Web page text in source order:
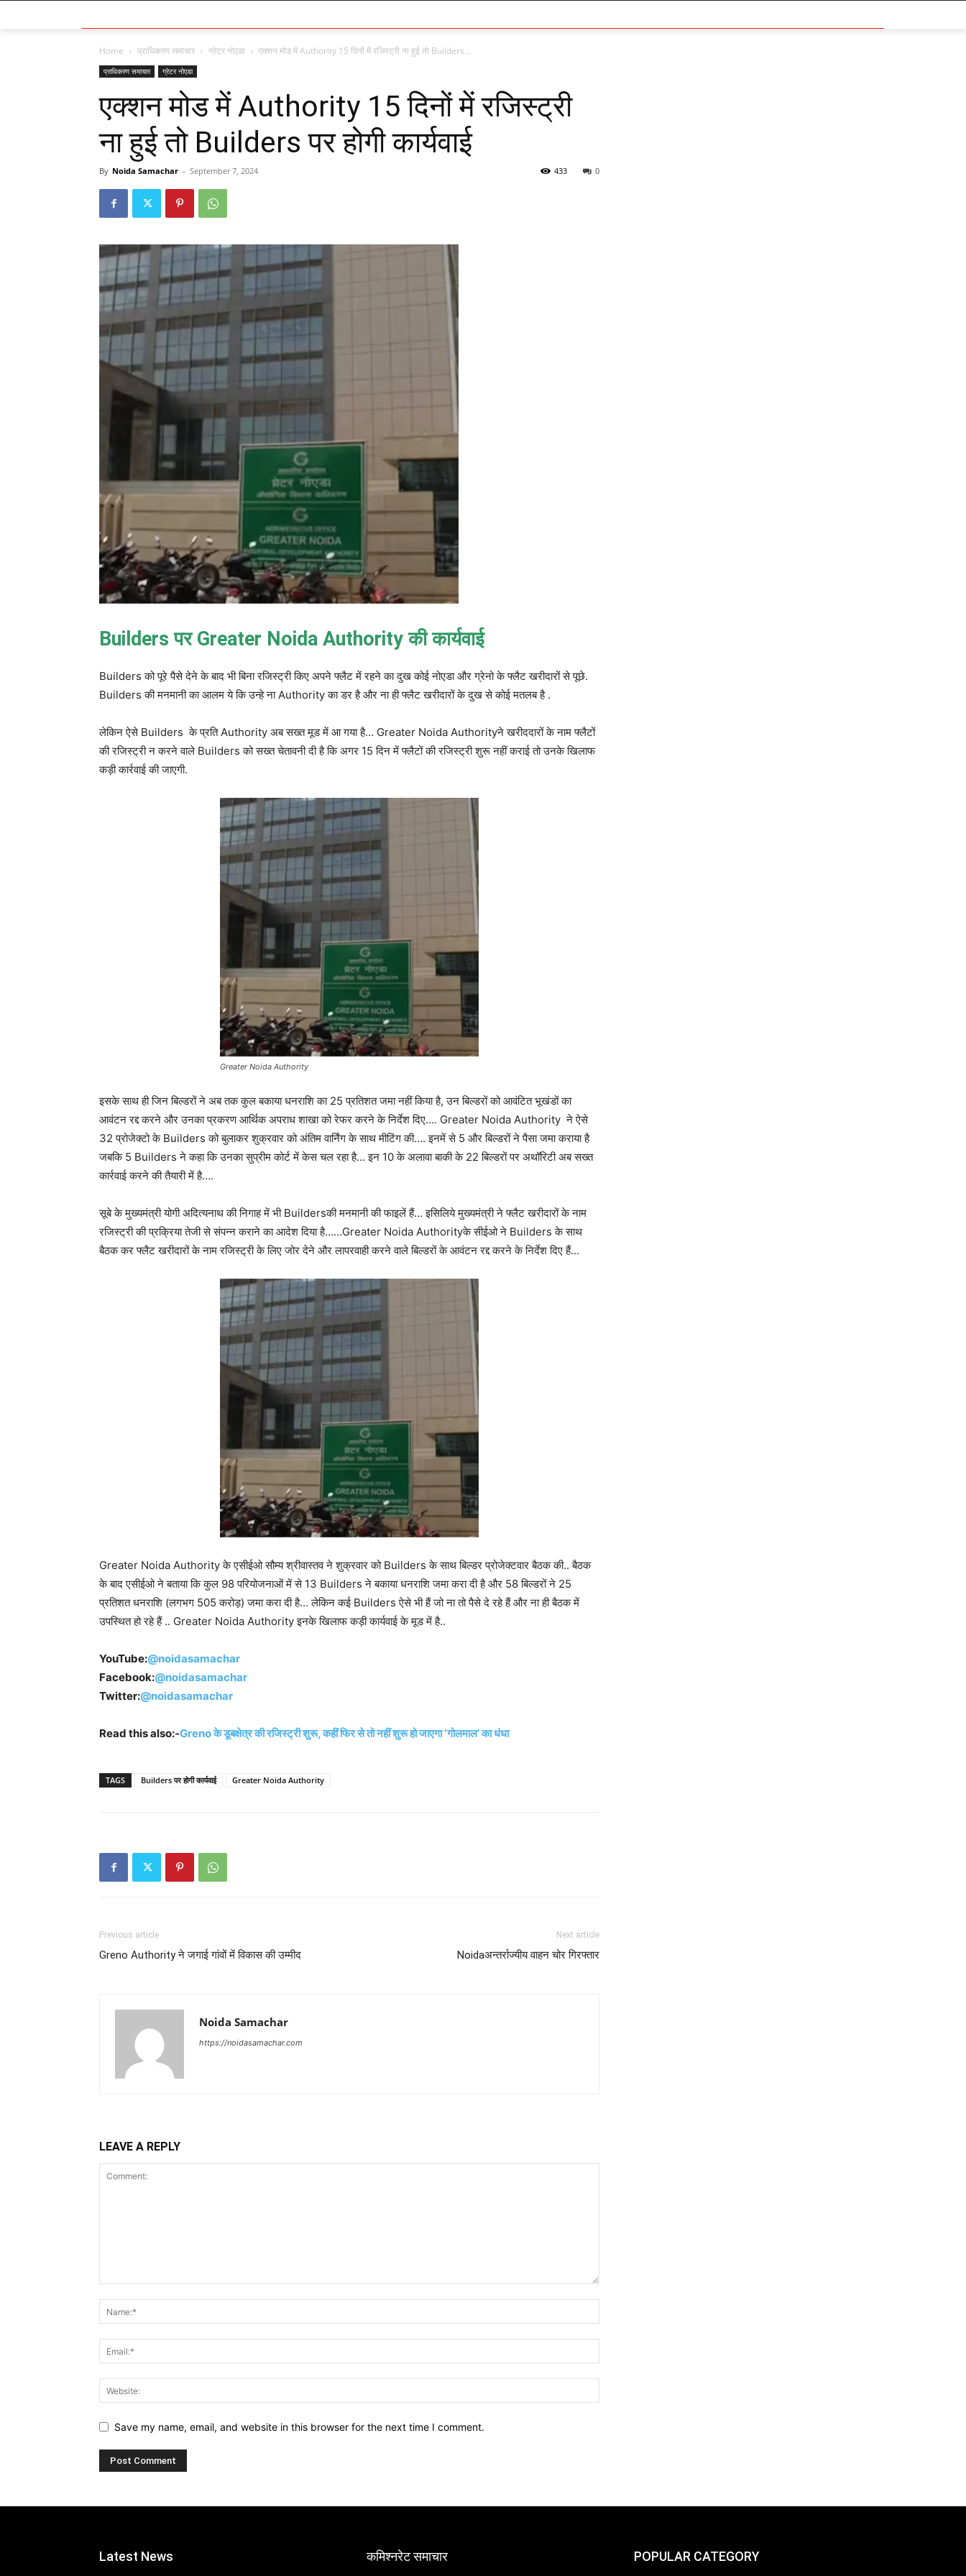
Home प्राधिकरण समाचार ग्रेटर नोएडा एक्शन मोड में Authority 15 दिनों में रजिस्ट्री ना हुई तो Builders...
प्राधिकरण समाचार ग्रेटर नोएडा
एक्शन मोड में Authority 15 दिनों में रजिस्ट्री
ना हुई तो Builders पर होगी कार्यवाई
By Noida Samachar - September 7, 2024 0
433
Builders पर Greater Noida Authority की कार्यवाई
Builders को पूरे पैसे देने के बाद भी बिना रजिस्ट्री किए अपने फ्लैट में रहने का दुख कोई नोएडा और ग्रेनो के फ्लैट खरीदारों से पूछे.
Builders की मनमानी का आलम ये कि उन्हे ना Authority का डर है और ना ही फ्लैट खरीदारों के दुख से कोई मतलब है .
लेकिन ऐसे Builders के प्रति Authority अब सख्त मूड में आ गया है… Greater Noida Authorityने खरीददारों के नाम फ्लैटों
की रजिस्ट्री न करने वाले Builders को सख्त चेतावनी दी है कि अगर 15 दिन में फ्लैटों की रजिस्ट्री शुरू नहीं कराई तो उनके खिलाफ
कड़ी कार्रवाई की जाएगी.
Greater Noida Authority
इसके साथ ही जिन बिल्डरों ने अब तक कुल बकाया धनराशि का 25 प्रतिशत जमा नहीं किया है, उन बिल्डरों को आवंटित भूखंडों का
आवंटन रद्द करने और उनका प्रकरण आर्थिक अपराध शाखा को रेफर करने के निर्देश दिए…. Greater Noida Authority ने ऐसे
32 प्रोजेक्टो के Builders को बुलाकर शुक्रवार को अंतिम वार्निंग के साथ मीटिंग की…. इनमें से 5 और बिल्डरों ने पैसा जमा कराया है
जबकि 5 Builders ने कहा कि उनका सुप्रीम कोर्ट में केस चल रहा है… इन 10 के अलावा बाकी के 22 बिल्डरों पर अथॉरिटी अब सख्त
कार्रवाई करने की तैयारी में है….
सूबे के मुख्यमंत्री योगी अदित्यनाथ की निगाह में भी Buildersकी मनमानी की फाइलें हैं… इसिलिये मुख्यमंत्री ने फ्लैट खरीदारों के नाम
रजिस्ट्री की प्रक्रिया तेजी से संपन्न कराने का आदेश दिया है……Greater Noida Authorityके सीईओ ने Builders के साथ
बैठक कर फ्लैट खरीदारों के नाम रजिस्ट्री के लिए जोर देने और लापरवाही करने वाले बिल्डरों के आवंटन रद्द करने के निर्देश दिए हैं…
Greater Noida Authority के एसीईओ सौम्य श्रीवास्तव ने शुक्रवार को Builders के साथ बिल्डर प्रोजेक्टवार बैठक की.. बैठक
के बाद एसीईओ ने बताया कि कुल 98 परियोजनाओं में से 13 Builders ने बकाया धनराशि जमा करा दी है और 58 बिल्डरों ने 25
प्रतिशत धनराशि (लगभग 505 करोड़) जमा करा दी है… लेकिन कई Builders ऐसे भी हैं जो ना तो पैसे दे रहे हैं और ना ही बैठक में
उपस्थित हो रहे हैं .. Greater Noida Authority इनके खिलाफ कड़ी कार्यवाई के मूड में है..
YouTube:@noidasamachar
Facebook:@noidasamachar
Twitter:@noidasamachar
Read this also:-Greno के डूबक्षेत्र की रजिस्ट्री शुरू, कहीं फिर से तो नहीं शुरू हो जाएगा ‘गोलमाल’ का धंधा
TAGS Builders पर होगी कार्यवाई Greater Noida Authority
Previous article
Greno Authority ने जगाई गांवों में विकास की उम्मीद
Next article
Noidaअन्तर्राज्यीय वाहन चोर गिरफ्तार
Noida Samachar
https://noidasamachar.com
LEAVE A REPLY
Save my name, email, and website in this browser for the next time I comment.
Latest News कमिश्नरेट समाचार POPULAR CATEGORY